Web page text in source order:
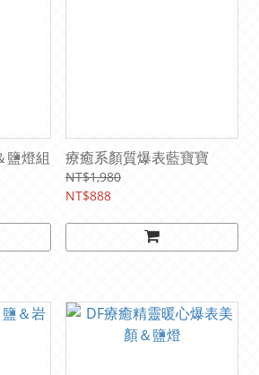
鹽燈組 療癒系顏質爆表藍寶寶
NT$1,980
NT$888